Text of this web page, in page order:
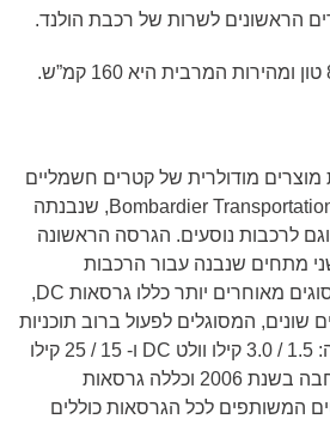
מודולרית של קטרים ​​חשמליים
Bombardier, שנבנתה
לרכבות נוסעים. הגרסה הראשונה
מתחים שנבנה עבור הרכבות
DC
,
ל-4 מתחים שונים, המסוגלים לפעול ברוב תוכניות
DC
ו- 15 / 25 קילו
. המשפחה הורחבה בשנת 2006 וכללה גרסאות
המשותפים לכל הגרסאות כוללים